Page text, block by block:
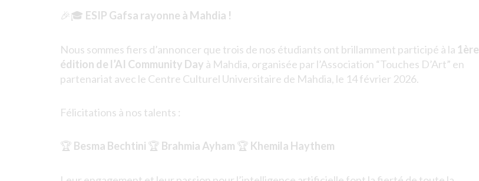
🎉🎓 ESIP Gafsa rayonne à Mahdia !
Nous sommes fiers d’annoncer que trois de nos étudiants ont brillamment participé à la 1ère
édition de l’AI Community Day à Mahdia, organisée par l’Association “Touches D’Art” en
partenariat avec le Centre Culturel Universitaire de Mahdia, le 14 février 2026.
Félicitations à nos talents :
🏆 Besma Bechtini 🏆 Brahmia Ayham 🏆 Khemila Haythem